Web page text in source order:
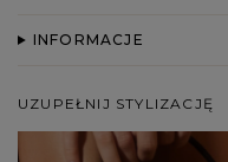
INFORMACJE
UZUPEŁNIJ STYLIZACJĘ